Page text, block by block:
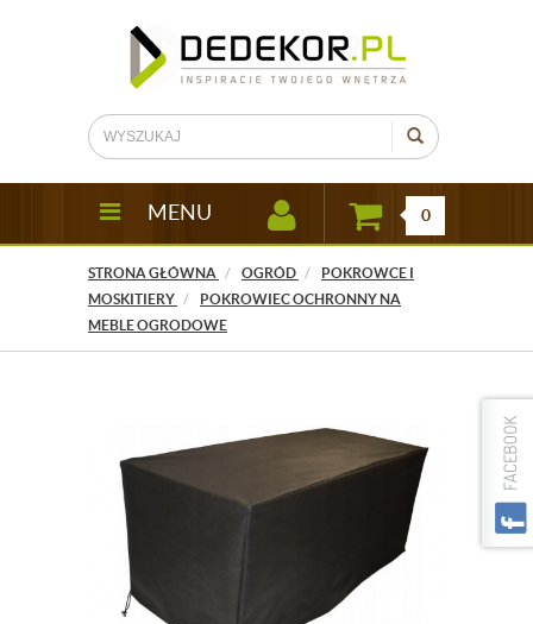
MENU 0
STRONA GŁÓWNA OGRÓD
POKROWCE I
MOSKITIERY
POKROWIEC OCHRONNY NA
MEBLE OGRODOWE